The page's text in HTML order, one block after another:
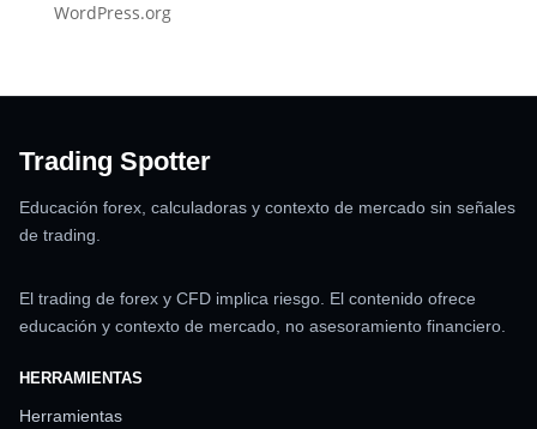
WordPress.org
Trading Spotter
Educación forex, calculadoras y contexto de mercado sin señales
de trading.
El trading de forex y CFD implica riesgo. El contenido ofrece
educación y contexto de mercado, no asesoramiento financiero.
HERRAMIENTAS
Herramientas